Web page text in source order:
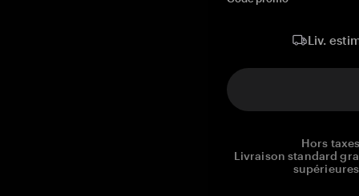
Liv.
Hors
Livraison standard